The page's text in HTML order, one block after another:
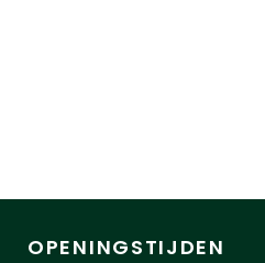
OPENINGSTIJDEN